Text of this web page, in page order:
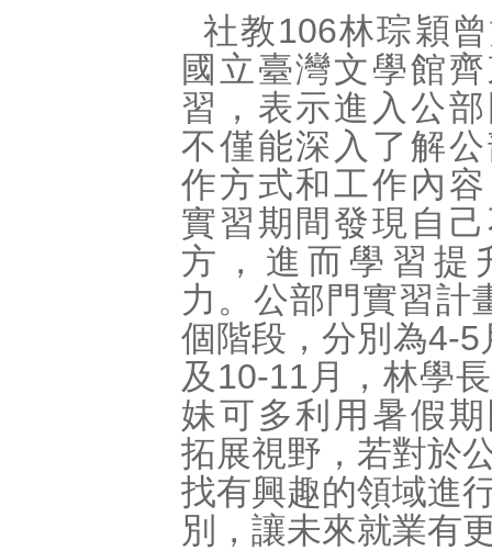
社教106林琮穎
國立臺灣文學館
習，表示進入公
不僅能深入了解
作方式和工作內
實習期間發現自
方，進而學習提
力。公部門實習計
個階段，分別為4-5
及10-11月，林學
妹可多利用暑假
拓展視野，若對於
找有興趣的領域進
別，讓未來就業有